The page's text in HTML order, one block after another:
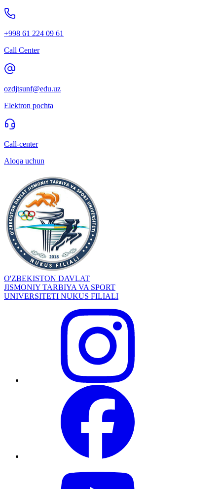
+998 61 224 09 61
Call Center
ozdjtsunf@edu.uz
Elektron pochta
Call-center
Aloqa uchun
O'ZBEKISTON DAVLAT
JISMONIY TARBIYA VA SPORT
UNIVERSITETI NUKUS FILIALI